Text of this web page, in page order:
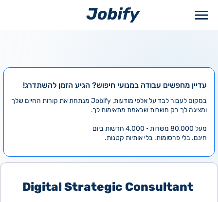
עדיין מחפשים עבודה במנועי חיפוש? הגיע הזמן להשתדרג!
במקום לעבור לבד על אלפי מודעות, Jobify מנתחת את קורות החיים שלך
ומציגה לך רק משרות שבאמת מתאימות לך.
מעל 80,000 משרות • 4,000 חדשות ביום
חינם. בלי פרסומות. בלי אותיות קטנות.
Digital Strategic Consultant